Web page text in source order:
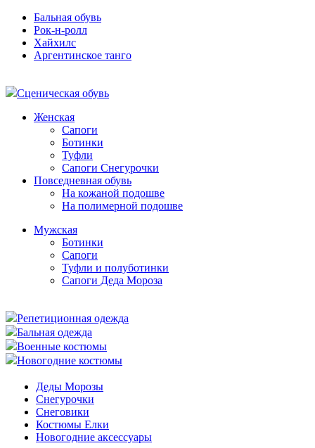
Бальная обувь
Рок-н-ролл
Хайхилс
Аргентинское танго
Сценическая обувь
Женская
Сапоги
Ботинки
Туфли
Сапоги Снегурочки
Повседневная обувь
На кожаной подошве
На полимерной подошве
Мужская
Ботинки
Сапоги
Туфли и полуботинки
Сапоги Деда Мороза
Репетиционная одежда
Бальная одежда
Военные костюмы
Новогодние костюмы
Деды Морозы
Снегурочки
Снеговики
Костюмы Елки
Новогодние аксессуары